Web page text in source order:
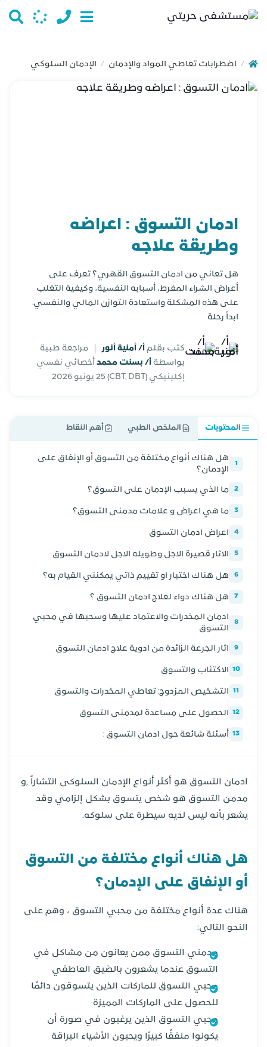
/ اضطرابات تعاطي المواد والإدمان / الإدمان السلوكي
ادمان التسوق : اعراضه
وطريقة علاجه
هل تعاني من ادمان التسوق القهري؟ تعرف على
أعراض الشراء المفرط، أسبابه النفسية، وكيفية التغلب
على هذه المشكلة واستعادة التوازن المالي والنفسي.
ابدأ رحلة
كتب بقلم أ/ أمنية أنور
مراجعة طبية
بواسطة
أ/ بسنت محمد أخصائي نفسي
إكلينيكي (CBT, DBT)
25 يونيو 2026
المحتويات الملخص الطبي أهم النقاط
1
هل هناك أنواع مختلفة من التسوق أو الإنفاق على
الإدمان؟
2 ما الذي يسبب الإدمان على التسوق؟
3 ما هي اعراض و علامات مدمنى التسوق؟
4 اعراض ادمان التسوق
5 الاثار قصيرة الاجل وطويله الاجل لادمان التسوق
6 هل هناك اختبار او تقييم ذاتي يمكنني القيام به؟
7 هل هناك دواء لعلاج ادمان التسوق ؟
8
ادمان المخدرات والاعتماد عليها وسحبها في محبي
التسوق
9 اثار الجرعة الزائدة من ادوية علاج ادمان التسوق
10 الاكتئاب والتسوق
11 التشخيص المزدوج: تعاطي المخدرات والتسوق
12 الحصول على مساعدة لمدمنى التسوق
13 أسئلة شائعة حول ادمان التسوق :
ادمان التسوق هو أكثر أنواع الإدمان السلوكى انتشاراً ,و
مدمن التسوق هو شخص يتسوق بشكل إلزامي وقد
يشعر بأنه ليس لديه سيطرة على سلوكه.
هل هناك أنواع مختلفة من التسوق
أو الإنفاق على الإدمان؟
هناك عدة أنواع مختلفة من محبي التسوق ، وهم على
النحو التالي:
مدمني التسوق ممن يعانون من مشاكل في
التسوق عندما يشعرون بالضيق العاطفي
محبي التسوق للماركات الذين يتسوقون دائمًا
للحصول على الماركات المميزة
محبي التسوق الذين يرغبون في صورة أن
يكونوا منفقًا كبيرًا ويحبون الأشياء البراقة